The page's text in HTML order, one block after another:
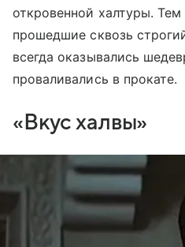
откровенной халтуры.
прошедшие сквозь
всегда оказывались
проваливались в прокате.
«Вкус халвы»